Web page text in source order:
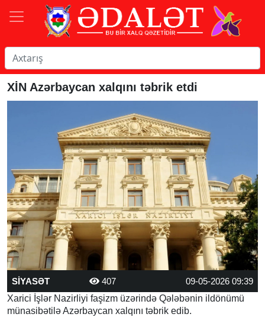
XİN Azərbaycan xalqını təbrik etdi
SİYASƏT 407
09-05-2026 09:39
Xarici İşlər Nazirliyi faşizm üzərində Qələbənin ildönümü
münasibətilə Azərbaycan xalqını təbrik edib.